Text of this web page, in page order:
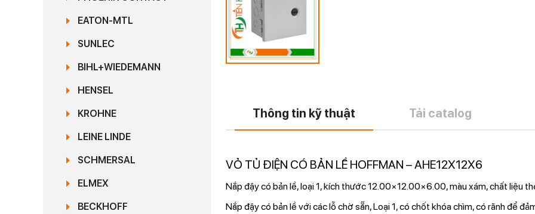
EATON-MTL
SUNLEC
BIHL+WIEDEMANN
HENSEL
KROHNE
LEINE LINDE
SCHMERSAL
ELMEX
BECKHOFF
Thông tin kỹ thuật Tải catalog
VỎ TỦ ĐIỆN CÓ BẢN LỀ HOFFMAN – AHE12X12X6
Nắp đậy có bản lề, loại 1, kích thước 12.00×12.00×6.00, màu xám, chất liệu
Nắp đậy có bản lề với các lỗ chờ sẵn, Loại 1, có chốt khóa chìm, có rãnh để